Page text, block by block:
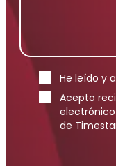
He leído y
Acepto
de